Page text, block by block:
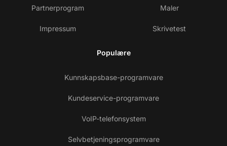
Partnerprogram
Impressum
Maler
Skrivetest
Populære
Kunnskapsbase-programvare
Kundeservice-programvare
VoIP-telefonsystem
Selvbetjeningsprogramvare